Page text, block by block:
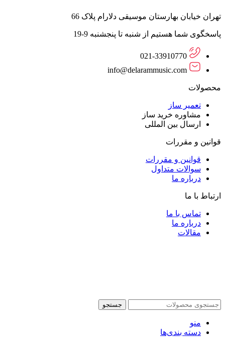
تهران خیابان بهارستان موسیقی دلارام پلاک 66
پاسخگوی شما هستیم از شنبه تا پنجشنبه 9-19
021-33910770
info@delarammusic.com
محصولات
تعمیر ساز
مشاوره خرید ساز
ارسال بین المللی
قوانین و مقررات
قوانین و مقررات
سوالات متداول
درباره ما
ارتباط با ما
تماس با ما
درباره ما
مقالات
جستجو
منو
دسته بندی‌ها